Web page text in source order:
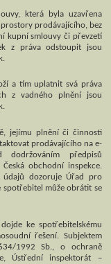
která byla uzavřena
prodávajícího, bez
kupní smlouvy či převzetí
z práva odstoupit jsou
a tím uplatnit svá práva
z vadného plnění jsou
jejímu plnění či činnosti
prodávajícího na e-
dodržováním předpisů
obchodní inspekce.
údajů dozoruje Úřad pro
může obrátit se
ke spotřebitelskému
řešení. Subjektem
1992 Sb., o ochraně
Ústřední inspektorát –